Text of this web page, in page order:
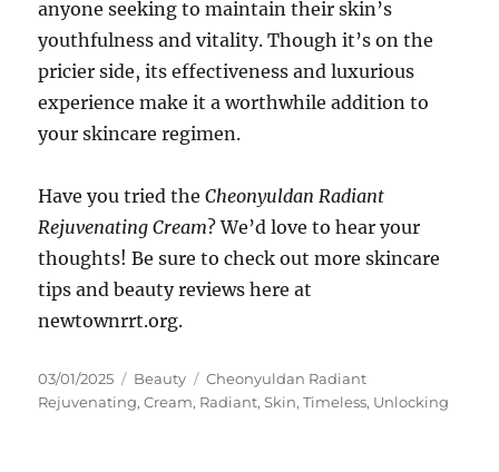
anyone seeking to maintain their skin’s
youthfulness and vitality. Though it’s on the
pricier side, its effectiveness and luxurious
experience make it a worthwhile addition to
your skincare regimen.
Have you tried theCheonyuldan Radiant
Rejuvenating Cream? We’d love to hear your
thoughts! Be sure to check out more skincare
tips and beauty reviews here at
newtownrrt.org.
Posted
on
03/01/2025 Categories
Beauty Tags
Cheonyuldan Radiant
Rejuvenating,Cream, Radiant,Skin,Timeless, Unlocking